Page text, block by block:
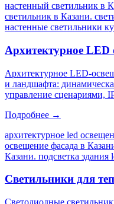
настенный светильник в
светильник в Казани.
настенные светильники
Архитектурное LED
Архитектурное LED-
и ландшафта:
управление сценариями,
Подробнее →
архитектурное led
освещение фасада в
Казани. подсветка здания
Светильники для
Светодиодные